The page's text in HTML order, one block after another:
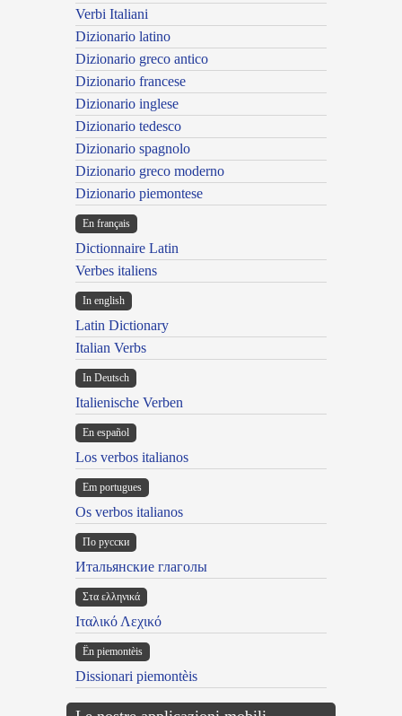
Verbi Italiani
Dizionario latino
Dizionario greco antico
Dizionario francese
Dizionario inglese
Dizionario tedesco
Dizionario spagnolo
Dizionario greco moderno
Dizionario piemontese
En français
Dictionnaire Latin
Verbes italiens
In english
Latin Dictionary
Italian Verbs
In Deutsch
Italienische Verben
En español
Los verbos italianos
Em portugues
Os verbos italianos
По русски
Итальянские глаголы
Στα ελληνικά
Ιταλικό Λεχικό
Ën piemontèis
Dissionari piemontèis